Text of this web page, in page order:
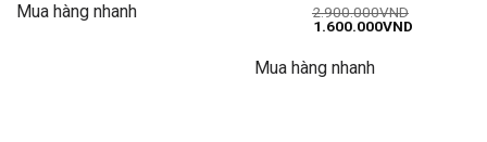
2.850.000VND.
Mua hàng nhanh
Được xếp
hạng55
2.900.000VND
Giá
2.900.000VND.
1.600.000VNDGiá
Mua hàng nhanh